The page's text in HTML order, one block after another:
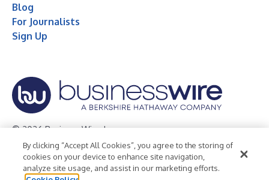
Blog
For Journalists
Sign Up
© 2026 Business Wire, Inc.
Privacy Policy Cookie Policy
Accessibility Statement
Terms of Use
Legal
By clicking “Accept All Cookies”, you agree to the storing of
cookies on your device to enhance site navigation,
analyze site usage, and assist in our marketing efforts.